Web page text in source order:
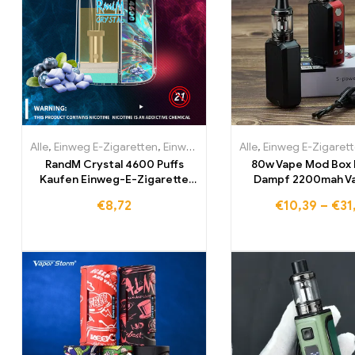
Alle, Einweg E-Zigaretten, Einweg-E-Zigaretten Irland ,Einweg-
RandM Crystal 4600 Puffs
Kaufen Einweg-E-Zigarette
€8,72
Alle, Einweg E-
80w Vape Mod
Dampf 2200mah
€10,39 – €